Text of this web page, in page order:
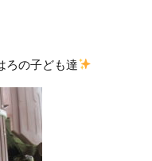
ろの子ども達